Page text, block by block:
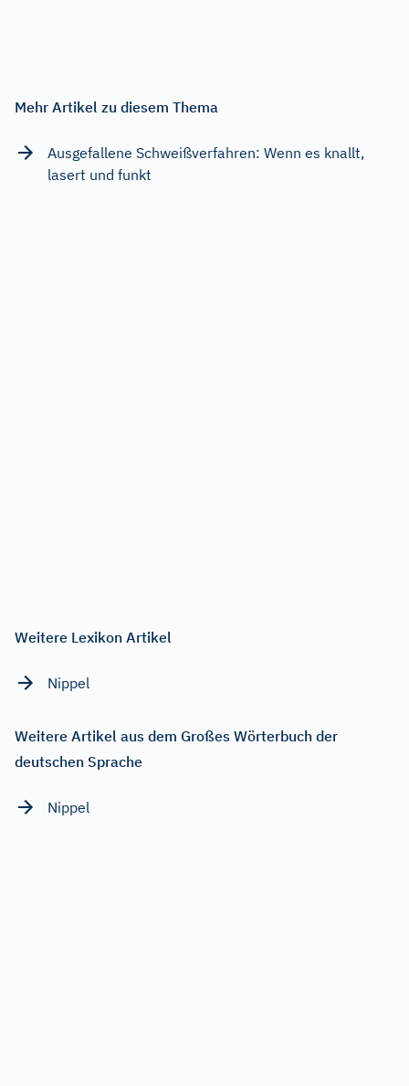
Mehr Artikel zu diesem Thema
Ausgefallene Schweißverfahren: Wenn es knallt,
lasert und funkt
Weitere Lexikon Artikel
Nippel
Weitere Artikel aus dem Großes Wörterbuch der
deutschen Sprache
Nippel